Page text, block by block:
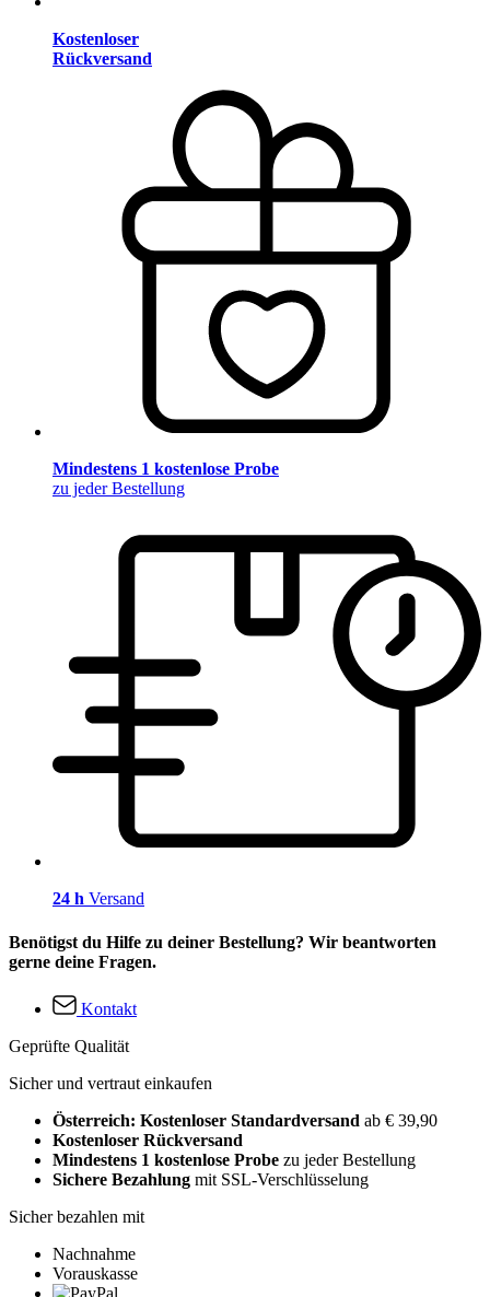
Kostenloser
Rückversand
Mindestens 1 kostenlose Probe
zu jeder Bestellung
24 h Versand
Benötigst du Hilfe zu deiner Bestellung? Wir beantworten
gerne deine Fragen.
Kontakt
Geprüfte Qualität
Sicher und vertraut einkaufen
Österreich: Kostenloser Standardversand ab € 39,90
Kostenloser Rückversand
Mindestens 1 kostenlose Probe zu jeder Bestellung
Sichere Bezahlung mit SSL-Verschlüsselung
Sicher bezahlen mit
Nachnahme
Vorauskasse